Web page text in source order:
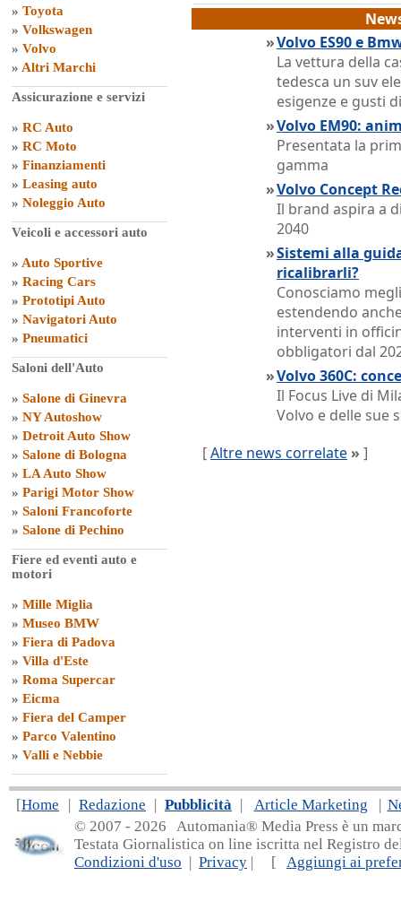
» Toyota
» Volkswagen
» Volvo
» Altri Marchi
Assicurazione e servizi
» RC Auto
» RC Moto
» Finanziamenti
» Leasing auto
» Noleggio Auto
Veicoli e accessori auto
» Auto Sportive
» Racing Cars
» Prototipi Auto
» Navigatori Auto
» Pneumatici
Saloni dell'Auto
» Salone di Ginevra
» NY Autoshow
» Detroit Auto Show
» Salone di Bologna
» LA Auto Show
» Parigi Motor Show
» Saloni Francoforte
» Salone di Pechino
Fiere ed eventi auto e
motori
» Mille Miglia
» Museo BMW
» Fiera di Padova
» Villa d'Este
» Roma Supercar
» Eicma
» Fiera del Camper
» Parco Valentino
» Valli e Nebbie
»Volvo ES90 e
La vettura della
tedesca un suv
esigenze e gusti
»Volvo EM90:
Presentata la
gamma
»Volvo Concept
Il brand aspira a
2040
»Sistemi alla
ricalibrarli?
Conosciamo
estendendo
interventi in
obbligatori dal
»Volvo 360C:
Il Focus Live di
Volvo e delle sue
[Altre news correlate » ]
[Home | Redazione | Pubblicità | Article Marketing |
© 2007 - 2026 Automania® Media Press è un
Testata Giornalistica on line iscritta nel Registro
Condizioni d'uso | Privacy | [ Aggiungi ai